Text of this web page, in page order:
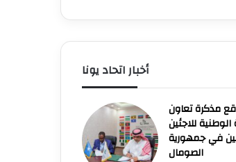
أخبار اتحاد يونا
مذكرة تعاون
للاجئين
في جمهورية
الصومال